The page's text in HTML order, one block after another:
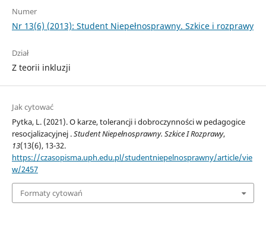
Numer
Nr 13(6) (2013): Student Niepełnosprawny. Szkice i rozprawy
Dział
Z teorii inkluzji
Jak cytować
Pytka, L. (2021). O karze, tolerancji i dobroczynności w pedagogice
resocjalizacyjnej .Student Niepełnosprawny. Szkice I Rozprawy,
13(13(6), 13-32.
https://czasopisma.uph.edu.pl/studentniepelnosprawny/article/vie
w/2457
Formaty cytowań